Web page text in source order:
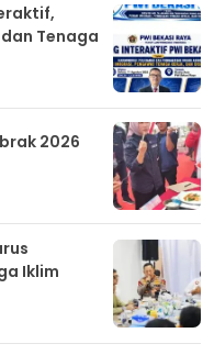
Tenaga
2026
Iklim